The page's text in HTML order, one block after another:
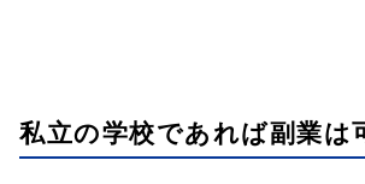
私立の学校であれば副業は